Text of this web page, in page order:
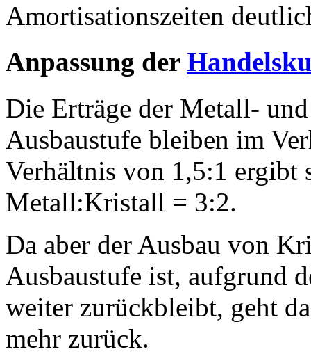
Amortisationszeiten
Anpassung der
Die Erträge der Metall-
Ausbaustufe bleiben im
Verhältnis von 1,5:1 ergibt
Metall:Kristall = 3:2.
Da aber der Ausbau von
Ausbaustufe ist, aufgrund
weiter zurückbleibt, geht
mehr zurück.